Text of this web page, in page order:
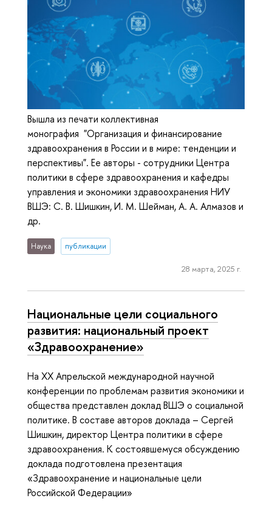
Вышла из печати коллективная
монография "Организация и финансирование
здравоохранения в России и в мире: тенденции и
перспективы". Ее авторы - сотрудники Центра
политики в сфере здравоохранения и кафедры
управления и экономики здравоохранения НИУ
ВШЭ: С. В. Шишкин, И. М. Шейман, А. А. Алмазов и
др.
Наука публикации
28 марта, 2025 г.
Национальные цели социального
развития: национальный проект
«Здравоохранение»
На XX Апрельской международной научной
конференции по проблемам развития экономики и
общества представлен доклад ВШЭ о социальной
политике. В составе авторов доклада – Сергей
Шишкин, директор Центра политики в сфере
здравоохранения. К состоявшемуся обсуждению
доклада подготовлена презентация
«Здравоохранение и национальные цели
Российской Федерации»